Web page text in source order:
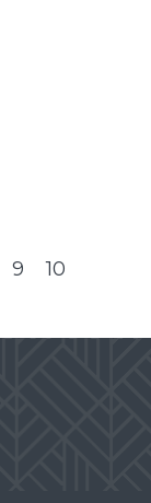
9 10